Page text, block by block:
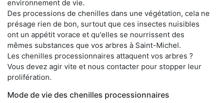
environnement de vie.
Des processions de chenilles dans une végétation, cela ne
présage rien de bon, surtout que ces insectes nuisibles
ont un appétit vorace et qu'elles se nourrissent des
mêmes substances que vos arbres à Saint-Michel.
Les chenilles processionnaires attaquent vos arbres ?
Vous devez agir vite et nous contacter pour stopper leur
prolifération.
Mode de vie des chenilles processionnaires